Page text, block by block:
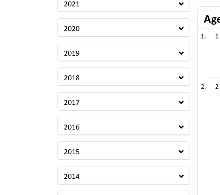
2021
2020
2019
2018
2017
2016
2015
2014
1
2